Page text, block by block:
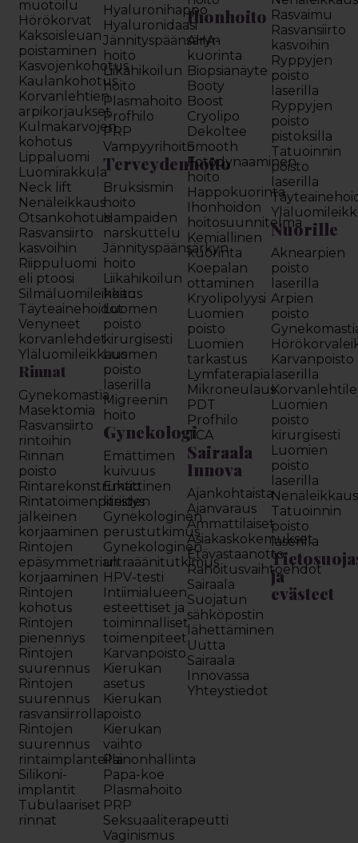
muotoilu
Hörökorvat
Kaksoisleuan
poistaminen
Kasvojenkohotus
Kaulankohotus
Korvanlehtien
arpikorjaukset
Kulmakarvojen
kohotus
Lippaluomi
Luomirakkula
Neck lift
Nenäleikkaus
Otsankohotus
Rasvansiirto
kasvoihin
Riippuluomi
eli ptoosi
Silmäluomileikkaus
Täyteainehoidot
Venyneet
korvanlehdet
Yläluomileikkaus
Rinnat
Gynekomastia
Masektomia
Rasvansiirto
rintoihin
Rinnan
poisto
Rintarekonstruktio
Rintatoimenpiteiden
jälkeinen
korjaaminen
Rintojen
epäsymmetrian
korjaaminen
Rintojen
kohotus
Rintojen
pienennys
Rintojen
suurennus
Rintojen
suurennus
rasvansiirrolla
Rintojen
suurennus
rintaimplanteilla
Silikoni-
implantit
Tubulaariset
rinnat
Hyaluronihappo
Hyaluronidaasi
Jännityspäänsäryn
hoito
Liikahikoilun
hoito
Plasmahoito
Profhilo
PRP
Vampyyrihoito
Terveydenhoito
Bruksismin
hoito
Hampaiden
narskuttelu
Jännityspäänsärkyn
hoito
Liikahikoilun
hoito
Luomen
poisto
kirurgisesti
Luomen
poisto
laserilla
Migreenin
hoito
Gynekologi
Emättimen
kuivuus
Emättinen
kiristys
Gynekologinen
perustutkimus
Gynekologinen
ultraäänitutkimus
HPV-testi
Intiimialueen
esteettiset ja
toiminnalliset
toimenpiteet
Karvanpoisto
Kierukan
asetus
Kierukan
poisto
Kierukan
vaihto
Painonhallinta
Papa-koe
Plasmahoito
PRP
Seksuaaliterapeutti
Vaginismus
Ihonhoito
AHA-
kuorinta
Biopsianäyte
Booty
Boost
Cryolipo
Dekoltee
Smooth
Fotodynaaminen
hoito
Happokuorinta
Ihonhoidon
hoitosuunnitelma
Kemiallinen
kuorinta
Koepalan
ottaminen
Kryolipolyysi
Luomien
poisto
Luomien
tarkastus
Lymfaterapia
Mikroneulaus
PDT
Profhilo
TCA
Sairaala
Innova
Ajankohtaista
Ajanvaraus
Ammattilaiset
Asiakaskokemukset
Etävastaanotto
Rahoitusvaihtoehdot
Sairaala
Suojatun
sähköpostin
lähettäminen
Uutta
Sairaala
Innovassa
Yhteystiedot
Rasvaimu
Rasvansiirto
kasvoihin
Ryppyjen
poisto
laserilla
Ryppyjen
poisto
pistoksilla
Tatuoinnin
poisto
laserilla
Nuorille
Aknearpien
poisto
laserilla
Arpien
poisto
Karvanpoisto
laserilla
Luomien
poisto
kirurgisesti
Luomien
poisto
laserilla
Nenäleikkaus
Tatuoinnin
poisto
laserilla
ja
evästeet